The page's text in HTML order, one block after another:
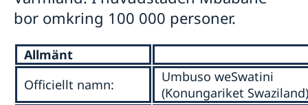
Trafiksäkerhet
Resa i landet
bor omkring 100 000 personer.
Allmänt
Officiellt namn:
Umbuso weSwatini
(Konungariket Swaziland)